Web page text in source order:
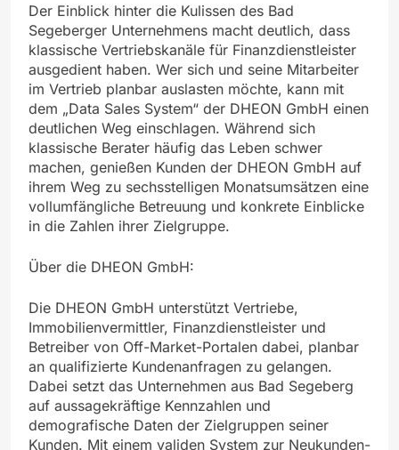
Der Einblick hinter die Kulissen des Bad
Segeberger Unternehmens macht deutlich, dass
klassische Vertriebskanäle für Finanzdienstleister
ausgedient haben. Wer sich und seine Mitarbeiter
im Vertrieb planbar auslasten möchte, kann mit
dem „Data Sales System“ der DHEON GmbH einen
deutlichen Weg einschlagen. Während sich
klassische Berater häufig das Leben schwer
machen, genießen Kunden der DHEON GmbH auf
ihrem Weg zu sechsstelligen Monatsumsätzen eine
vollumfängliche Betreuung und konkrete Einblicke
in die Zahlen ihrer Zielgruppe.
Über die DHEON GmbH:
Die DHEON GmbH unterstützt Vertriebe,
Immobilienvermittler, Finanzdienstleister und
Betreiber von Off-Market-Portalen dabei, planbar
an qualifizierte Kundenanfragen zu gelangen.
Dabei setzt das Unternehmen aus Bad Segeberg
auf aussagekräftige Kennzahlen und
demografische Daten der Zielgruppen seiner
Kunden. Mit einem validen System zur Neukunden-